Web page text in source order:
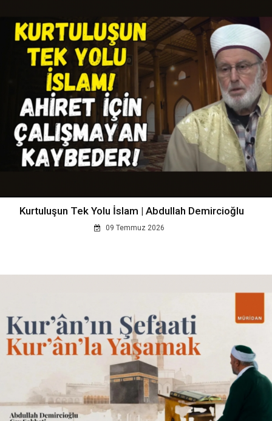
Kurtuluşun Tek Yolu İslam | Abdullah Demircioğlu
09 Temmuz 2026